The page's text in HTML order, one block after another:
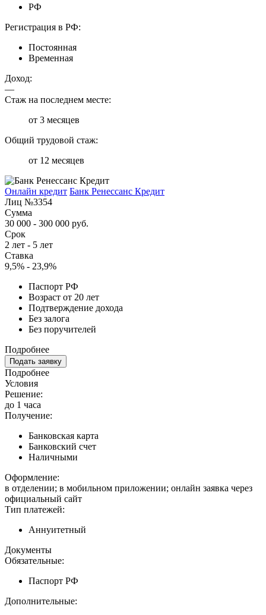
РФ
Регистрация в РФ:
Постоянная
Временная
Доход:
—
Стаж на последнем месте:
от 3 месяцев
Общий трудовой стаж:
от 12 месяцев
Онлайн кредит Банк Ренессанс Кредит
Лиц №3354
Сумма
30 000 - 300 000 руб.
Срок
2 лет - 5 лет
Ставка
9,5% - 23,9%
Паспорт РФ
Возраст от 20 лет
Подтверждение дохода
Без залога
Без поручителей
Подробнее
Подать заявку
Подробнее
Условия
Решение:
до 1 часа
Получение:
Банковская карта
Банковский счет
Наличными
Оформление:
в отделении; в мобильном приложении; онлайн заявка через
официальный сайт
Тип платежей:
Аннуитетный
Документы
Обязательные:
Паспорт РФ
Дополнительные: